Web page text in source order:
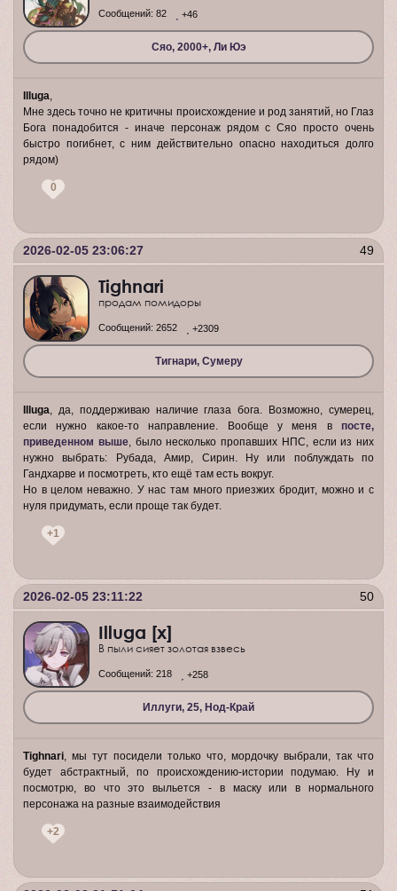
Сяо, 2000+, Ли Юэ
Сообщений: 82 +46
Illuga,
Мне здесь точно не критичны происхождение и род занятий, но Глаз
Бога понадобится - иначе персонаж рядом с Сяо просто очень
быстро погибнет, с ним действительно опасно находиться долго
рядом)
0
49
2026-02-05 23:06:27
Tighnari
продам помидоры
Тигнари, Сумеру
Сообщений: 2652 +2309
Illuga, да, поддерживаю наличие глаза бога. Возможно, сумерец,
если нужно какое-то направление. Вообще у меня в посте,
приведенном выше, было несколько пропавших НПС, если из них
нужно выбрать: Рубада, Амир, Сирин. Ну или поблуждать по
Гандхарве и посмотреть, кто ещё там есть вокруг.
Но в целом неважно. У нас там много приезжих бродит, можно и с
нуля придумать, если проще так будет.
+1
50
2026-02-05 23:11:22
Illuga [x]
В пыли сияет золотая взвесь
Иллуги, 25, Нод-Край
Сообщений: 218 +258
Tighnari, мы тут посидели только что, мордочку выбрали, так что
будет абстрактный, по происхождению-истории подумаю. Ну и
посмотрю, во что это выльется - в маску или в нормального
персонажа на разные взаимодействия
+2